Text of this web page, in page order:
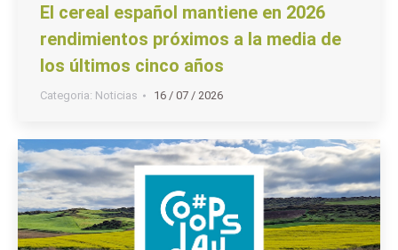
El cereal español mantiene en 2026
rendimientos próximos a la media de
los últimos cinco años
Categoria: Noticias 16 / 07 / 2026